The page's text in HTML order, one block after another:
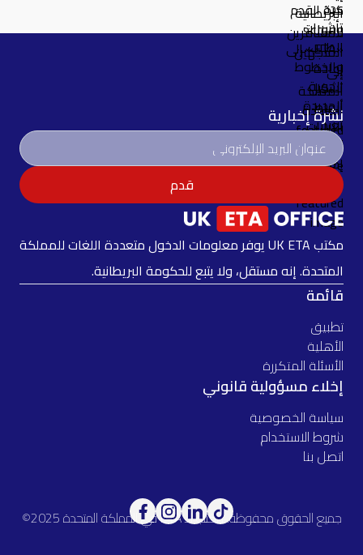
نشرة إخبارية
قدم
مكتب UK ETA يوفر معلومات الدخول متعددة اللغات للمملكة
المتحدة. إنه مستقل، ولا يتبع للحكومة البريطانية.
قائمة
تطبيق
الأهلية
الأسئلة المتكررة
إخلاء مسؤولية قانوني
سياسة الخصوصية
شروط الاستخدام
اتصل بنا
جميع الحقوق محفوظة. مكتب الـ ETA في المملكة المتحدة 2025©